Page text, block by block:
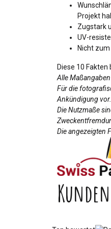
Projekt
Zugstark
UV-
Nicht
Diese 10
Alle
Für die
Ankündigung vor.
Die Nutzmaße
Die angezeigten